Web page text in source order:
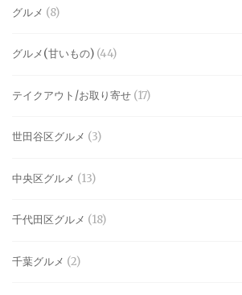
グルメ (8)
グルメ(甘いもの) (44)
テイクアウト/お取り寄せ (17)
世田谷区グルメ (3)
中央区グルメ (13)
千代田区グルメ (18)
千葉グルメ (2)